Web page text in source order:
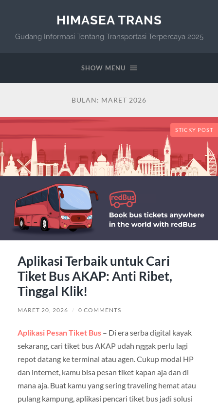
HIMASEA TRANS
Gudang Informasi Tentang Transportasi Terpercaya 2025
SHOW MENU
BULAN: MARET 2026
STICKY POST
Aplikasi Terbaik untuk Cari
Tiket Bus AKAP: Anti Ribet,
Tinggal Klik!
MARET 20, 2026 / 0 COMMENTS
Aplikasi Pesan Tiket Bus – Di era serba digital kayak
sekarang, cari tiket bus AKAP udah nggak perlu lagi
repot datang ke terminal atau agen. Cukup modal HP
dan internet, kamu bisa pesan tiket kapan aja dan di
mana aja. Buat kamu yang sering traveling hemat atau
pulang kampung, aplikasi pencari tiket bus jadi solusi